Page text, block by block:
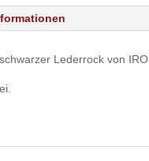
Lederrock von IRO.